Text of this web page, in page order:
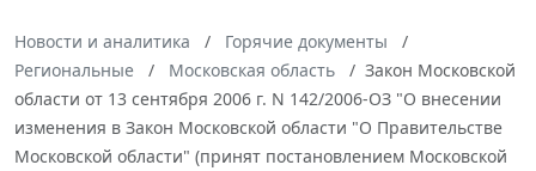
Новости и аналитика
Горячие документы
Региональные
Московская область
Закон Московской
области от 13 сентября 2006 г. N 142/2006-ОЗ "О внесении
изменения в Закон Московской области "О Правительстве
Московской области" (принят постановлением Московской